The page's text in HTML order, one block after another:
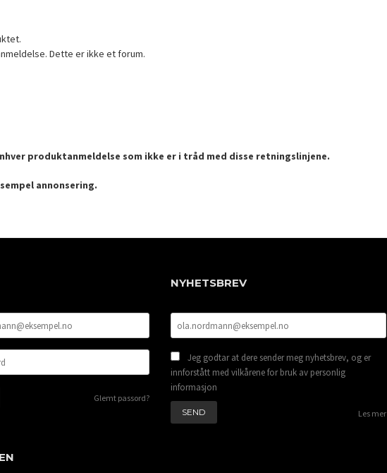
Dette er ikke et forum.
produktanmeldelse som ikke er i tråd med disse retningslinjene.
annonsering.
Glemt passord?
NYHETSBREV
Jeg godtar at dere sender meg nyhetsbrev, og er
innforstått med vilkårene for bruk av personlig
informasjon
Les mer